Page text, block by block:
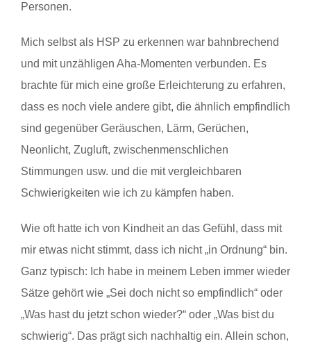
Personen.
Mich selbst als HSP zu erkennen war bahnbrechend
und mit unzähligen Aha-Momenten verbunden. Es
brachte für mich eine große Erleichterung zu erfahren,
dass es noch viele andere gibt, die ähnlich empfindlich
sind gegenüber Geräuschen, Lärm, Gerüchen,
Neonlicht, Zugluft, zwischenmenschlichen
Stimmungen usw. und die mit vergleichbaren
Schwierigkeiten wie ich zu kämpfen haben.
Wie oft hatte ich von Kindheit an das Gefühl, dass mit
mir etwas nicht stimmt, dass ich nicht „in Ordnung“ bin.
Ganz typisch: Ich habe in meinem Leben immer wieder
Sätze gehört wie „Sei doch nicht so empfindlich“ oder
„Was hast du jetzt schon wieder?“ oder „Was bist du
schwierig“. Das prägt sich nachhaltig ein. Allein schon,